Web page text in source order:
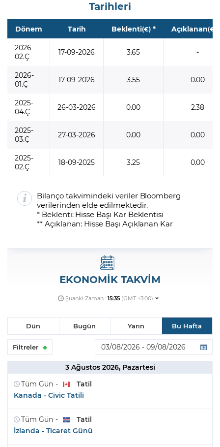
Tarihleri
Dönem Tarih Beklenti(€)* Açıklanan(€)
2026-
02.Ç
17-09-2026 3.65 -
2026-
01.Ç
17-09-2026 3.55 0.00
2025-
04.Ç
26-03-2026 0.00 2.38
2025-
03.Ç
27-03-2026 0.00 0.00
2025-
02.Ç
18-09-2025 3.25 0.00
Bilanço takvimindeki veriler Bloomberg
verilerinden elde edilmektedir.
* Beklenti: Hisse Başı Kar Beklentisi
** Açıklanan: Hisse Başı Açıklanan Kar
EKONOMİK TAKVİM